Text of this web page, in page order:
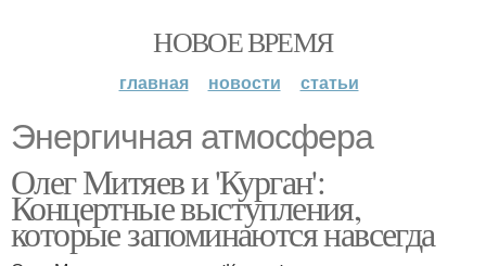
НОВОЕ ВРЕМЯ
главная новости статьи
Энергичная атмосфера
Олег Митяев и 'Курган':
Концертные выступления,
которые запоминаются навсегда